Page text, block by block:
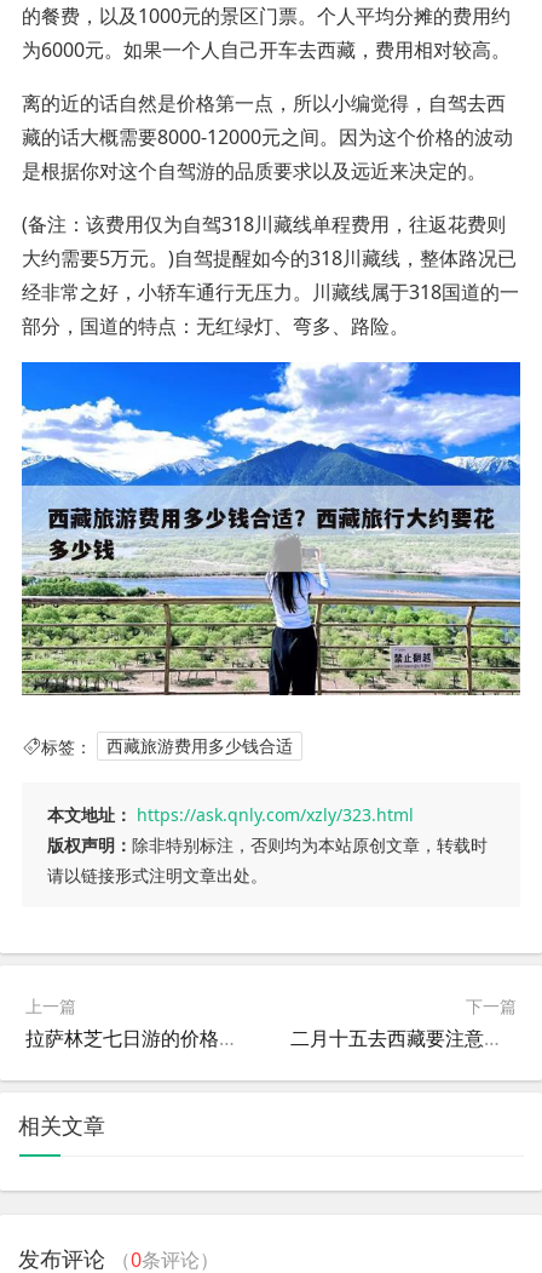
的餐费，以及1000元的景区门票。个人平均分摊的费用约
为6000元。如果一个人自己开车去西藏，费用相对较高。
离的近的话自然是价格第一点，所以小编觉得，自驾去西
藏的话大概需要8000-12000元之间。因为这个价格的波动
是根据你对这个自驾游的品质要求以及远近来决定的。
(备注：该费用仅为自驾318川藏线单程费用，往返花费则
大约需要5万元。)自驾提醒如今的318川藏线，整体路况已
经非常之好，小轿车通行无压力。川藏线属于318国道的一
部分，国道的特点：无红绿灯、弯多、路险。
标签： 西藏旅游费用多少钱合适
本文地址： https://ask.qnly.com/xzly/323.html
版权声明： 除非特别标注，否则均为本站原创文章，转载时
请以链接形式注明文章出处。
上一篇
拉萨林芝七日游的价格？拉萨林芝旅游攻略
下一篇
二月十五去西藏要注意什么？二月底去西藏
相关文章
发布评论 （0条评论）